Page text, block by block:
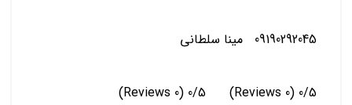
09190292045 مینا سلطانی
0/5
(0 Reviews)
0/5
(0 Reviews)